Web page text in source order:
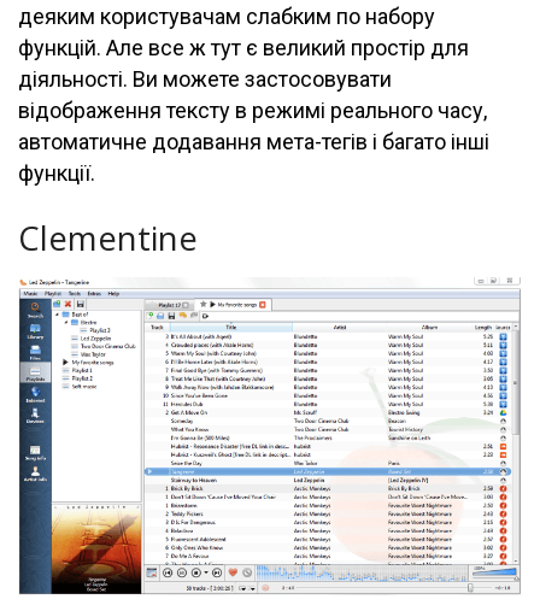
деяким користувачам слабким по набору
функцій. Але все ж тут є великий простір для
діяльності. Ви можете застосовувати
відображення тексту в режимі реального часу,
автоматичне додавання мета-тегів і багато інші
функції.
Clementine